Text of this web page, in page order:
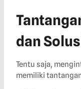
dan
Tentu saja,
memiliki